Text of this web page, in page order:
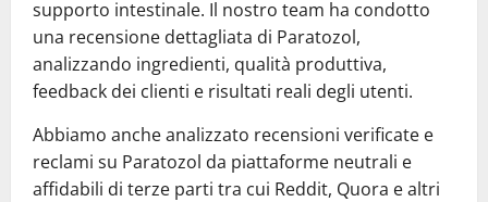
supporto intestinale. Il nostro team ha condotto
una recensione dettagliata di Paratozol,
analizzando ingredienti, qualità produttiva,
feedback dei clienti e risultati reali degli utenti.
Abbiamo anche analizzato recensioni verificate e
reclami su Paratozol da piattaforme neutrali e
affidabili di terze parti tra cui Reddit, Quora e altri